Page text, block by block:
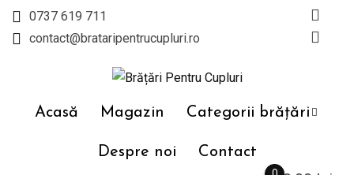
Skip
0737 619 711
contact@brataripentrucupluri.ro
Acasă Magazin Categorii brățări
Despre noi Contact